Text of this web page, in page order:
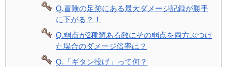
Q.冒険の足跡にある最大ダメージ記録が勝手
に下がる？！
Q.弱点が2種類ある敵にその弱点を両方ぶつけ
た場合のダメージ倍率は？
Q.「ギタン投げ」って何？